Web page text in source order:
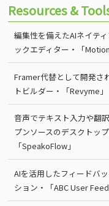
Resources &
編集性を備えたAIネイテ
ックエディター・「
Framer代替として開発さ
トビルダー・「Revyme」
音声でテキスト入力や翻
プンソースのデスクトッ
「SpeakoFlow」
AIを活用したフィードバ
ション・「ABC User